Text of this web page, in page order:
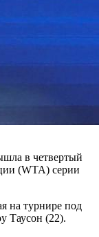
в четвертый
(WTA) серии
на турнире под
Таусон (22).